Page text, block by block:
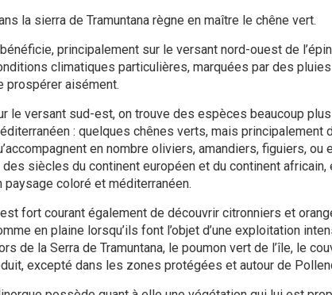
la sierra de Tramuntana règne en maître le chêne vert.
principalement sur le versant nord-ouest de
climatiques particulières, marquées par des
prospérer aisément.
le versant sud-est, on trouve des espèces beaucoup
: quelques chênes verts, mais principalement
en nombre oliviers, amandiers, figuiers, ou
siècles du continent européen et du continent africain,
paysage coloré et méditerranéen.
fort courant également de découvrir citronniers et
en plaine lorsqu’ils font l’objet d’une exploitation
de la Serra de Tramuntana, le poumon vert de l’île, le
excepté dans les zones protégées et autour de